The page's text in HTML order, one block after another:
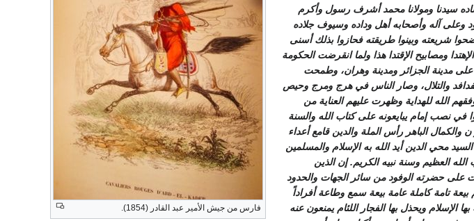
فارس من جيش الأمير عبد القادر (1854).
سيدنا ومولانا محمد أشرف رسول وأكرم
وعلى آله وأصحابه أهل وداده وسيوف جلاده
شريعته وبينوا طريقته فحازوا بذلك أسنى
ومصابيح الإقتدا هذا ولما انقرضت الحكومة
مدينة الجزائر ومدينة وهران، وطمحت
والتلال، وصار الناس في هرج ومرج وحيص
الله للهداية وظهرت عليهم العناية من
في نصب إمام يبايعونه على كتاب الله والسنة
والكمال الباهر رأس الملة والدين قامع أعداء
السيد محي الدين أيد الله به الإسلام والمسلمين
العظيم وسنة نبيه الكريم. إن الذين
على حضرته الوفود من سائر الجهات والحدود
تامة كاملة عامة بيعة سمع وطاعة أفراداً
الإسلام ويحذل بها الفجار اللئام يمنعون عنه